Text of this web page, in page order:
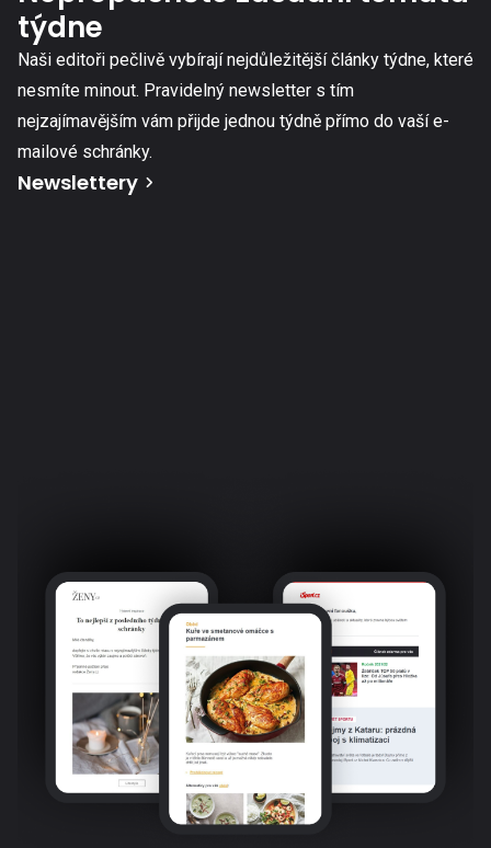
týdne
Naši editoři pečlivě vybírají nejdůležitější články týdne, které
nesmíte minout. Pravidelný newsletter s tím
nejzajímavějším vám přijde jednou týdně přímo do vaší e-
mailové schránky.
Newslettery